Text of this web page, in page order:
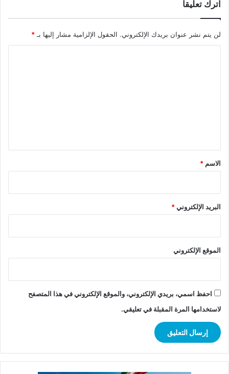
اترك تعليقاً
لن يتم نشر عنوان بريدك الإلكتروني. الحقول الإلزامية مشار إليها بـ *
*
الاسم *
البريد الإلكتروني*
الموقع الإلكتروني
احفظ اسمي، بريدي الإلكتروني، والموقع الإلكتروني في هذا المتصفح
لاستخدامها المرة المقبلة في تعليقي.